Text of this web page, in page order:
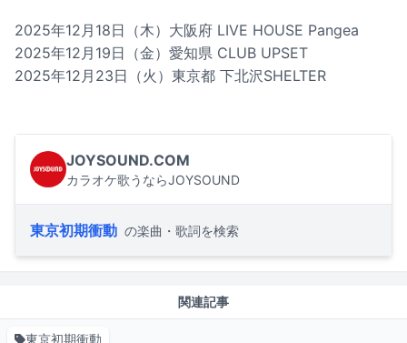
2025年12月18日（木）大阪府 LIVE HOUSE Pangea
2025年12月19日（金）愛知県 CLUB UPSET
2025年12月23日（火）東京都 下北沢SHELTER
JOYSOUND.COM
カラオケ歌うならJOYSOUND
東京初期衝動 の楽曲・歌詞を検索
関連記事
東京初期衝動